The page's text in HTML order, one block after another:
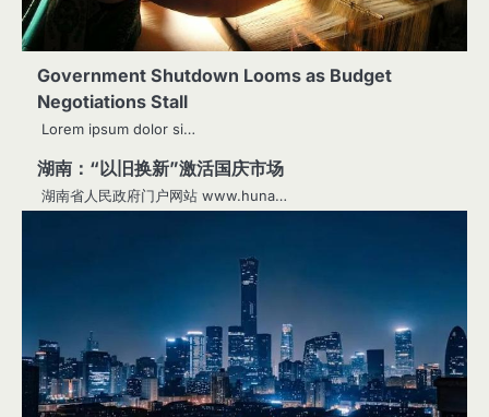
Government Shutdown Looms as Budget
Negotiations Stall
Lorem ipsum dolor si…
湖南：“以旧换新”激活国庆市场
湖南省人民政府门户网站 www.huna…